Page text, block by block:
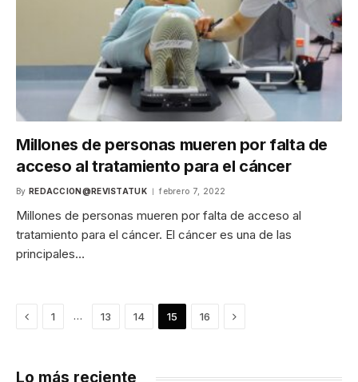
Millones de personas mueren por falta de
acceso al tratamiento para el cáncer
By REDACCION@REVISTATUK febrero 7, 2022
Millones de personas mueren por falta de acceso al
tratamiento para el cáncer. El cáncer es una de las
principales…
Previous
1 … 13 14 15 16 Next
Lo más reciente